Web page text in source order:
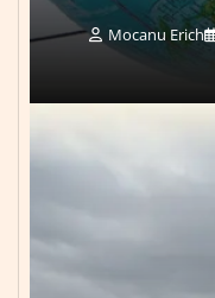
Mocanu Erich